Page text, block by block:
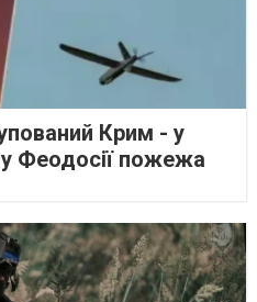
Крим - у
у Феодосії пожежа